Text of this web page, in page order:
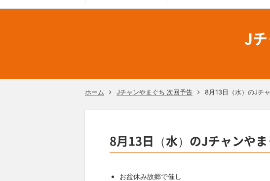
J
ホーム Jチャンやまぐち 次回予告 8月13日（水）のJチ
8月13日（水）のJチャンやま
お盆休み故郷で催し